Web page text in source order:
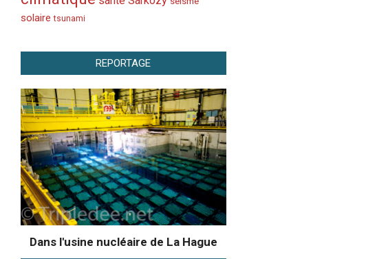
solaire tsunami
REPORTAGE
Dans l'usine nucléaire de La Hague